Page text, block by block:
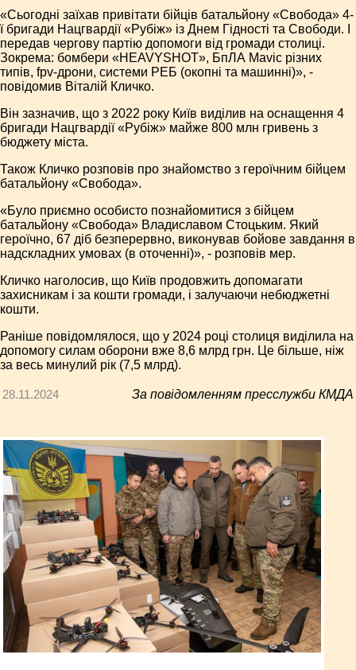
«Сьогодні заїхав привітати бійців батальйону «Свобода» 4-
ї бригади Нацгвардії «Рубіж» із Днем Гідності та Свободи. І
передав чергову партію допомоги від громади столиці.
Зокрема: бомбери «HEAVYSHOT», БпЛА Mavic різних
типів, fpv-дрони, системи РЕБ (окопні та машинні)», -
повідомив Віталій Кличко.
Він зазначив, що з 2022 року Київ виділив на оснащення 4
бригади Нацгвардії «Рубіж» майже 800 млн гривень з
бюджету міста.
Також Кличко розповів про знайомство з героїчним бійцем
батальйону «Свобода».
«Було приємно особисто познайомитися з бійцем
батальйону «Свобода» Владиславом Стоцьким. Який
героїчно, 67 діб безперервно, виконував бойове завдання в
надскладних умовах (в оточенні)», - розповів мер.
Кличко наголосив, що Київ продовжить допомагати
захисникам і за кошти громади, і залучаючи небюджетні
кошти.
Раніше повідомлялося, що у 2024 році столиця виділила на
допомогу силам оборони вже 8,6 млрд грн. Це більше, ніж
за весь минулий рік (7,5 млрд).
28.11.2024 За повідомленням пресслужби КМДА